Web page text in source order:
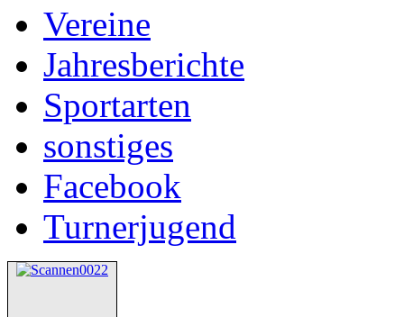
Vereine
Jahresberichte
Sportarten
sonstiges
Facebook
Turnerjugend